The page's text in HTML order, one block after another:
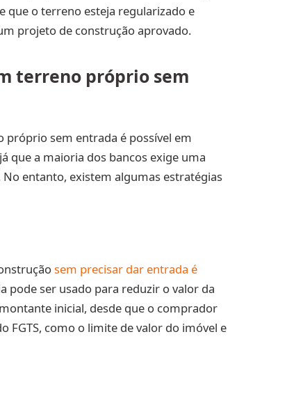
que o terreno esteja regularizado e
projeto de construção aprovado.
terreno próprio sem
próprio sem entrada é possível em
que a maioria dos bancos exige uma
entanto, existem algumas estratégias
sem precisar dar entrada é
pode ser usado para reduzir o valor da
inicial, desde que o comprador
FGTS, como o limite de valor do imóvel e